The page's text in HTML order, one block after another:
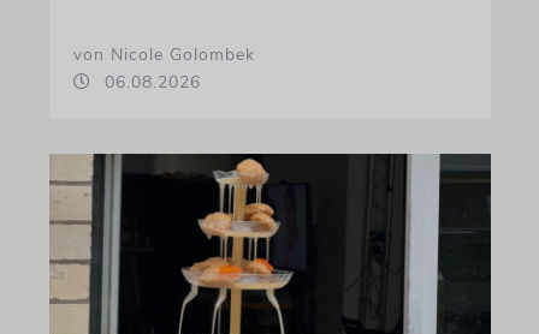
von Nicole Golombek
06.08.2026